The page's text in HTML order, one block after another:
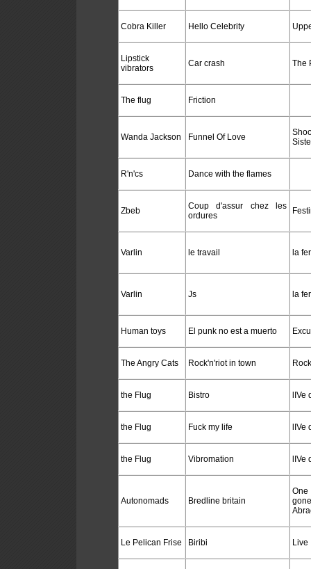
Cobra Killer Hello Celebrity
Lipstick
vibrators
Car crash The
The flug Friction
Wanda Jackson Funnel Of Love
R'n'cs Dance with the flames
Zbeb
Coup d'assur chez les
ordures
Varlin le travail la
Varlin Js la
Human toys El punk no est a muerto
The Angry Cats Rock'n'riot in town
the Flug Bistro
the Flug Fuck my life
the Flug Vibromation
Autonomads Bredline britain
Le Pelican Frise Biribi Live